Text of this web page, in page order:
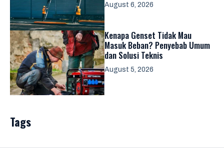
August 6, 2026
Kenapa Genset Tidak Mau
Masuk Beban? Penyebab Umum
dan Solusi Teknis
August 5, 2026
Tags